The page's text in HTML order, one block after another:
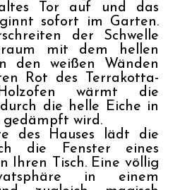
Tor auf und das
sofort im Garten.
der Schwelle
mit dem hellen
den weißen Wänden
Rot des Terrakotta-
wärmt die
die helle Eiche in
gedämpft wird.
des Hauses lädt die
die Fenster eines
Ihren Tisch. Eine völlig
in einem